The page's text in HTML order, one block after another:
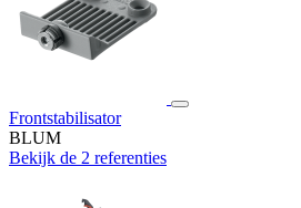
Frontstabilisator
BLUM
Bekijk de 2 referenties